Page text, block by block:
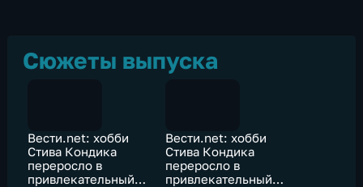
Сюжеты выпуска
Вести.net: хобби
Стива Кондика
переросло в
привлекательный
Вести.net: хобби
Стива Кондика
переросло в
привлекательный